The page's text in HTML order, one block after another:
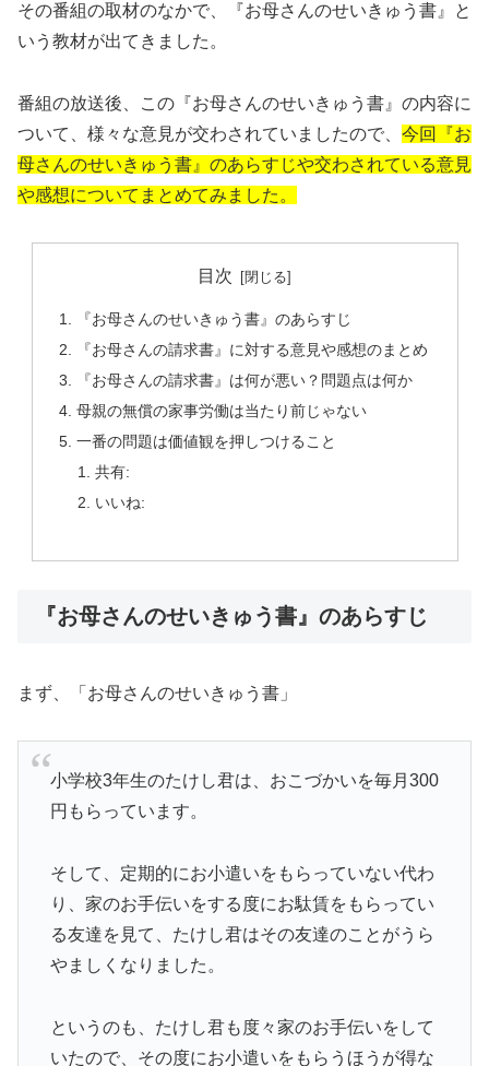
その番組の取材のなかで、『お母さんのせいきゅう書』と
いう教材が出てきました。
番組の放送後、この『お母さんのせいきゅう書』の内容に
ついて、様々な意見が交わされていましたので、 今回『お
母さんのせいきゅう書』のあらすじや交わされている意見
や感想についてまとめてみました。
目次
『お母さんのせいきゅう書』のあらすじ
『お母さんの請求書』に対する意見や感想のまとめ
『お母さんの請求書』は何が悪い？問題点は何か
母親の無償の家事労働は当たり前じゃない
一番の問題は価値観を押しつけること
共有:
いいね:
『お母さんのせいきゅう書』のあらすじ
まず、「お母さんのせいきゅう書」
小学校3年生のたけし君は、おこづかいを毎月300
円もらっています。
そして、定期的にお小遣いをもらっていない代わ
り、家のお手伝いをする度にお駄賃をもらってい
る友達を見て、たけし君はその友達のことがうら
やましくなりました。
というのも、たけし君も度々家のお手伝いをして
いたので、その度にお小遣いをもらうほうが得な